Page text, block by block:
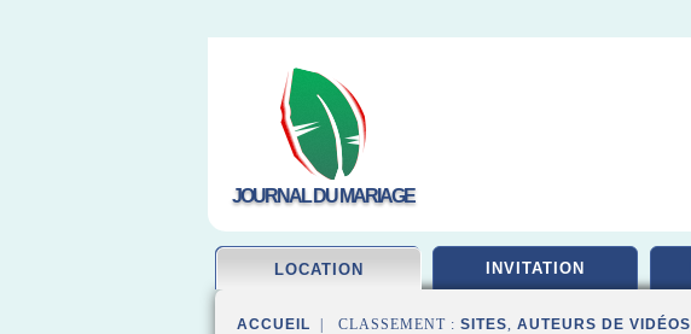
JOURNAL DU MARIAGE
LOCATION INVITATION
ACCUEIL | CLASSEMENT : SITES, AUTEURS DE VIDÉOS